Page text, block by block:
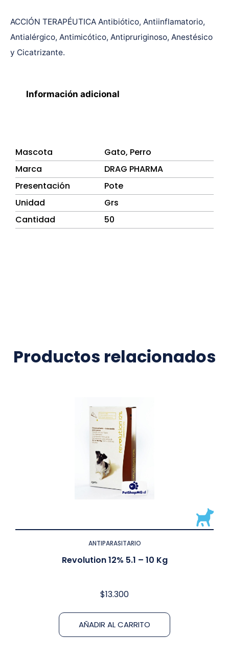
ACCIÓN TERAPÉUTICA Antibiótico, Antiinflamatorio,
Antialérgico, Antimicótico, Antipruriginoso, Anestésico
y Cicatrizante.
Información adicional
Mascota Gato, Perro
Marca
DRAG PHARMA
Presentación
Pote
Unidad
Grs
Cantidad
50
Productos relacionados
ANTIPARASITARIO
Revolution 12% 5.1 – 10 Kg
$13.300
AÑADIR AL CARRITO